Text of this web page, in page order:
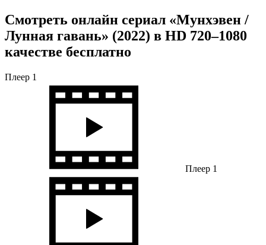
Смотреть онлайн сериал «Мунхэвен /
Лунная гавань» (2022) в HD 720–1080
качестве бесплатно
Плеер 1
Плеер 1